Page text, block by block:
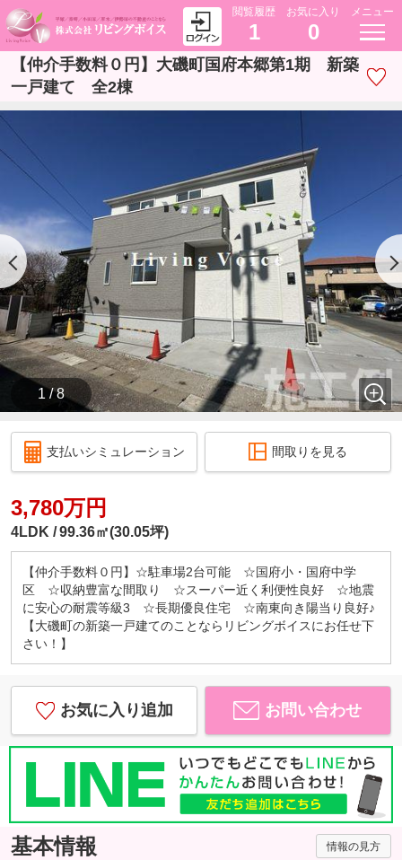
閲覧履歴
1
お気に入り
0
メニュー
【仲介手数料０円】大磯町国府本郷第1期 新築
一戸建て 全2棟
1 / 8
支払いシミュレーション 間取りを見る
3,780万円
4LDK 99.36㎡(30.05坪)
【仲介手数料０円】☆駐車場2台可能 ☆国府小・国府中学
区 ☆収納豊富な間取り ☆スーパー近く利便性良好 ☆地震
に安心の耐震等級3 ☆長期優良住宅 ☆南東向き陽当り良好♪
【大磯町の新築一戸建てのことならリビングボイスにお任せ下
さい！】
お気に入り追加 お問い合わせ
基本情報 情報の見方